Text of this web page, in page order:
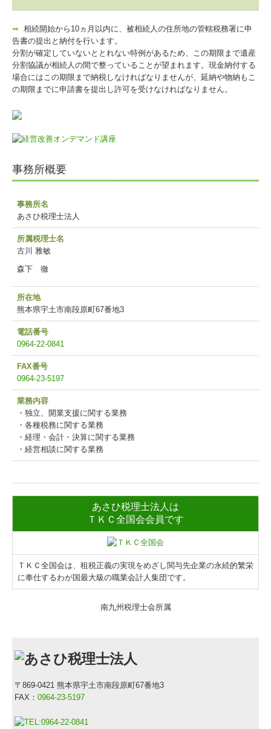
事務所概要
事務所名
あさひ税理士法人
所属税理士名
古川 雅敏
森下 徹
所在地
熊本県宇土市南段原町67番地3
電話番号
0964-22-0841
FAX番号
0964-23-5197
業務内容
・独立、開業支援に関する業務
・各種税務に関する業務
・経理・会計・決算に関する業務
・経営相談に関する業務
あさひ税理士法人は
ＴＫＣ全国会会員です
ＴＫＣ全国会は、租税正義の実現をめざし関与先企業の永続的繁栄
に奉仕するわが国最大級の職業会計人集団です。
南九州税理士会所属
➡ 相続開始から10ヵ月以内に、被相続人の住所地の管轄税務署に申
告書の提出と納付を行います。
分割が確定していないととれない特例があるため、この期限まで遺産
分割協議が相続人の間で整っていることが望まれます。現金納付する
場合にはこの期限まで納税しなければなりませんが、延納や物納もこ
の期限までに申請書を提出し許可を受けなければなりません。
〒869-0421 熊本県宇土市南段原町67番地3
FAX：0964-23-5197